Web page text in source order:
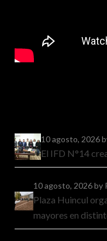
10 agosto, 2026
El IFD N°14
10 agosto, 2026by
Plaza Huincul
mayores en